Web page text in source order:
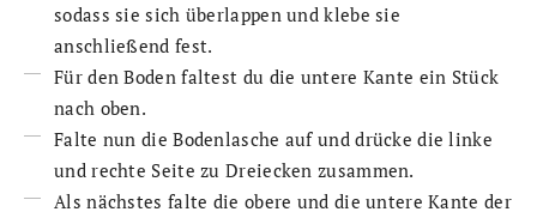
sodass sie sich überlappen und klebe sie
anschließend fest.
Für den Boden faltest du die untere Kante ein Stück
nach oben.
Falte nun die Bodenlasche auf und drücke die linke
und rechte Seite zu Dreiecken zusammen.
Als nächstes falte die obere und die untere Kante der